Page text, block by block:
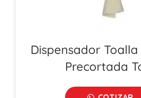
Dispensador
Precortada